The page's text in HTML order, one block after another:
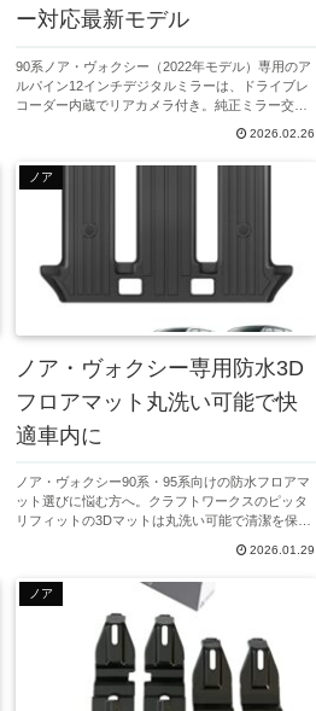
ー対応最新モデル
90系ノア・ヴォクシー（2022年モデル）専用のア
ルパイン12インチデジタルミラーは、ドライブレ
コーダー内蔵でリアカメラ付き。純正ミラー交換
最新機能を探すユーザーに最適な情報です。
2026.02.26
ノア
ノア・ヴォクシー専用防水3D
フロアマット丸洗い可能で快
適車内に
ノア・ヴォクシー90系・95系向けの防水フロアマ
ット選びに悩む方へ。クラフトワークスのピッタ
リフィットの3Dマットは丸洗い可能で清潔を保ち
士監修で安心。詳細はぜひご確認ください。
2026.01.29
ノア